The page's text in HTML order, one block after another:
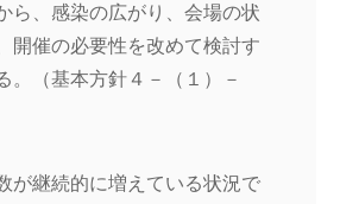
ら、感染の広がり、会場の状
開催の必要性を改めて検討す
。（基本方針４－（１）－
が継続的に増えている状況で